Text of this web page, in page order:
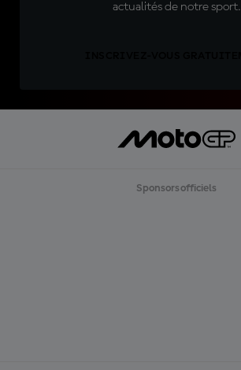
actualités de notre sport.
Sponsors officiels